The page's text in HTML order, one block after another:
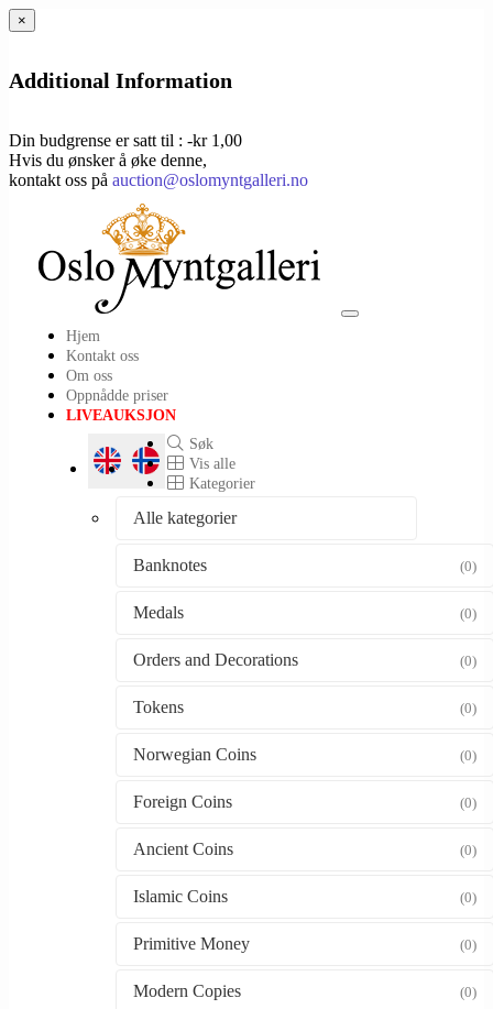
×
Additional Information
Din budgrense er satt til : -kr 1,00
Hvis du ønsker å øke denne,
kontakt oss på auction@oslomyntgalleri.no
Toggle
Hjem
Kontakt oss
Om oss
Oppnådde priser
LIVEAUKSJON
Søk
Vis alle
Kategorier
Alle kategorier
Banknotes (0)
Medals (0)
Orders and Decorations (0)
Tokens (0)
Norwegian Coins (0)
Foreign Coins (0)
Ancient Coins (0)
Islamic Coins (0)
Primitive Money (0)
Modern Copies (0)